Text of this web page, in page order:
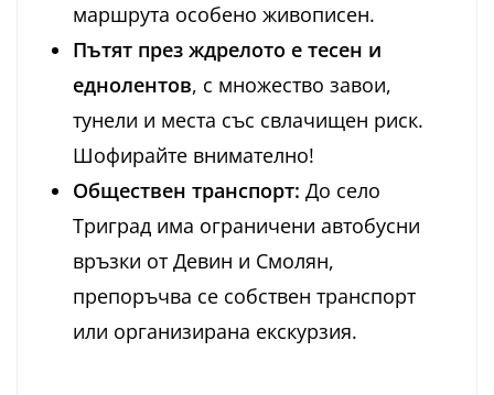
маршрута особено живописен.
Пътят през ждрелото е тесен и
еднолентов, с множество завои,
тунели и места със свлачищен риск.
Шофирайте внимателно!
Обществен транспорт: До село
Триград има ограничени автобусни
връзки от Девин и Смолян,
препоръчва се собствен транспорт
или организирана екскурзия.